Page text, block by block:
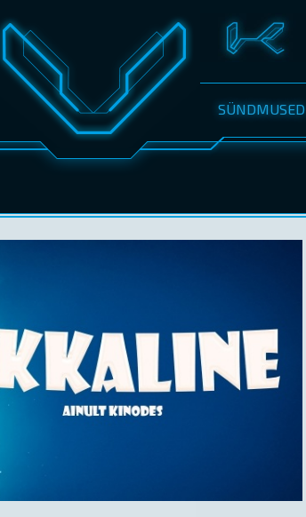
SÜNDMUSED